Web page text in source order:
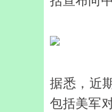
据悉，近
包括美军